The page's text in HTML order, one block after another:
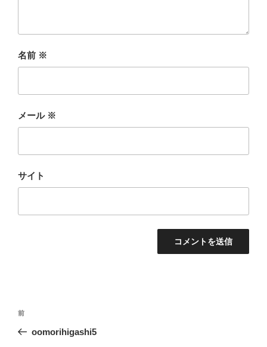
名前 ※
メール ※
サイト
投
ナ
前
の
前
oomorihigashi5